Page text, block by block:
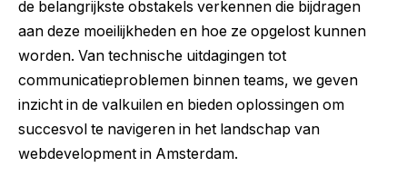
de belangrijkste obstakels verkennen die bijdragen
aan deze moeilijkheden en hoe ze opgelost kunnen
worden. Van technische uitdagingen tot
communicatieproblemen binnen teams, we geven
inzicht in de valkuilen en bieden oplossingen om
succesvol te navigeren in het landschap van
webdevelopment in Amsterdam.